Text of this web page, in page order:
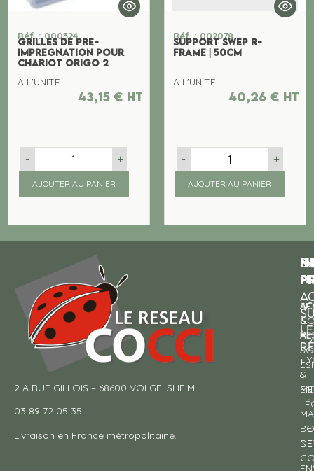
Réf. : 000324
GRILLES DE PRE-
IMPREGNATION POUR
CHARIOT ORIGO 2
A L'UNITE
43,15 € ht
- +
AJOUTER AU PANIER
Réf. : 002078
SUPPORT SWEP R-
FRAME | 50CM
A L'UNITE
40,26 € ht
- +
AJOUTER AU PANIER
2 A RUE GILLOIS – 68600 VOLGELSHEIM
03 89 72 05 35
Livraison en France métropolitaine.
&
&
DE
SE
À
DE
!